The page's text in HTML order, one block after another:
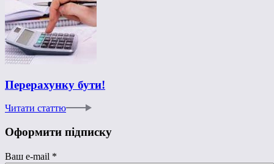
Перерахунку бути!
Читати статтю
Оформити підписку
Ваш e-mail *